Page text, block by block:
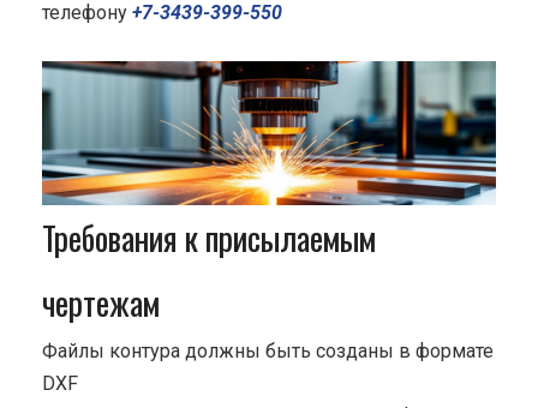
телефону +7-3439-399-550
Требования к присылаемым
чертежам
Файлы контура должны быть созданы в формате
DXF